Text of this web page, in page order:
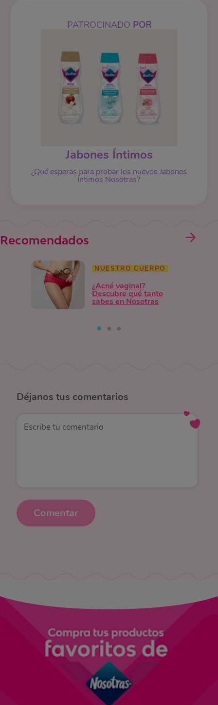
PATROCINADO POR
Jabones Íntimos
¿Qué esperas para probar los nuevos Jabones
Íntimos Nosotras?
Recomendados
NUESTRO CUERPO
¿Acné vaginal?
Descubre qué tanto
sabes en Nosotras
Déjanos tus comentarios
Comentar